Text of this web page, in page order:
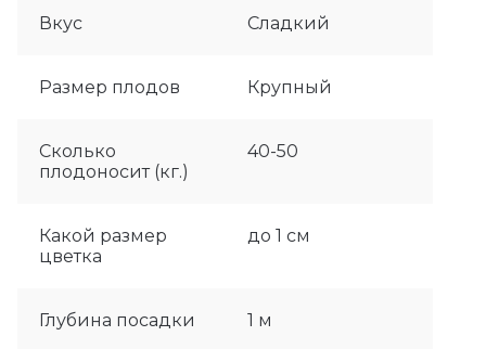
Вкус Сладкий
Размер плодов Крупный
Сколько
плодоносит (кг.)
40-50
Какой размер
цветка
до 1 см
Глубина посадки 1 м